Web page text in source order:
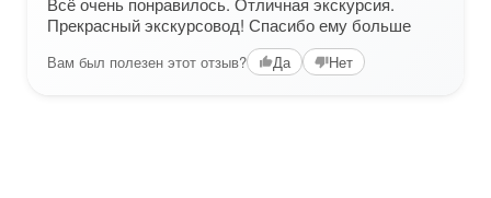
Прекрасный экскурсовод! Спасибо ему больше
Вам был полезен этот отзыв? Да Нет